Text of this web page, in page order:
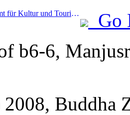
Prev:Das Pekinger Amt für Kultur und Tourismus gab bekannt: Im Jahr 2025 empfing Peking 5,48 Millionen ausländische Touristen, ein Anstieg von 39 % gegenüber dem Vorjahr.
Go
b6-6,
Buddha